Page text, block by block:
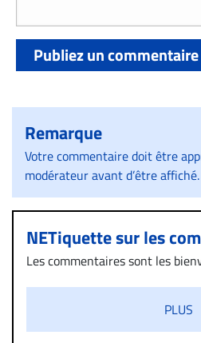
Publiez un commentaire
Remarque
Votre commentaire doit être
modérateur avant d’être affiché.
NETiquette sur les
Les commentaires sont les
diffamatoire. Si malgré cette
un commentaire publié sur le
PLUS